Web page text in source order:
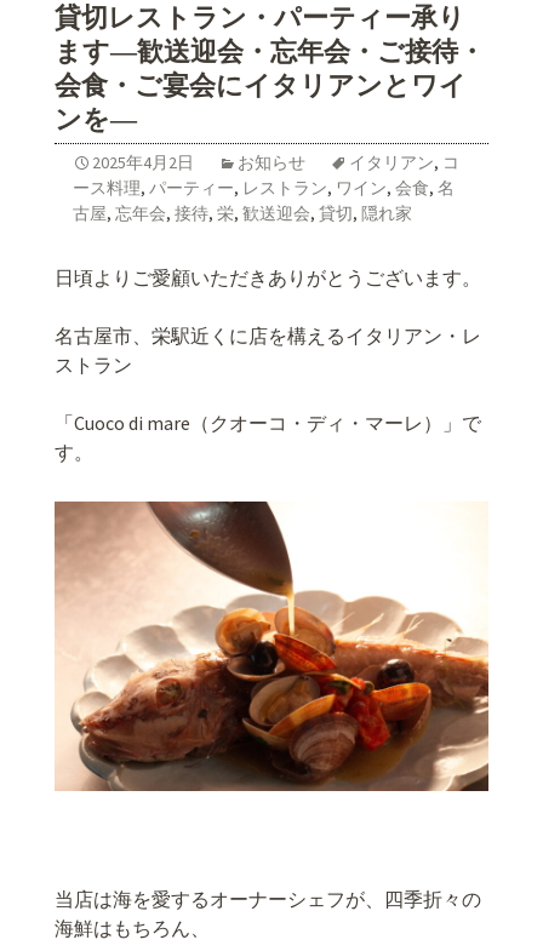
貸切レストラン・パーティー承り
ます―歓送迎会・忘年会・ご接待・
会食・ご宴会にイタリアンとワイ
ンを―
2025年4月2日 お知らせ イタリアン, コ
ース料理, パーティー, レストラン, ワイン, 会食, 名
古屋, 忘年会, 接待, 栄, 歓送迎会, 貸切, 隠れ家
日頃よりご愛顧いただきありがとうございます。
名古屋市、栄駅近くに店を構えるイタリアン・レ
ストラン
「Cuoco di mare（クオーコ・ディ・マーレ）」で
す。
当店は海を愛するオーナーシェフが、四季折々の
海鮮はもちろん、